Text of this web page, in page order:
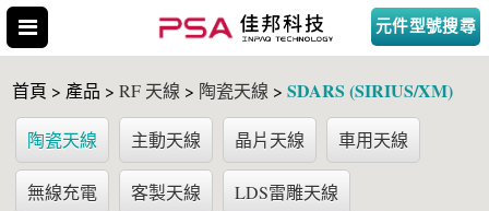
元件型號搜尋
搜尋型號
首頁 > 產品 >RF 天線 > 陶瓷天線 >SDARS (SIRIUS/XM)
陶瓷天線 主動天線 晶片天線 車用天線
無線充電 客製天線 LDS雷雕天線